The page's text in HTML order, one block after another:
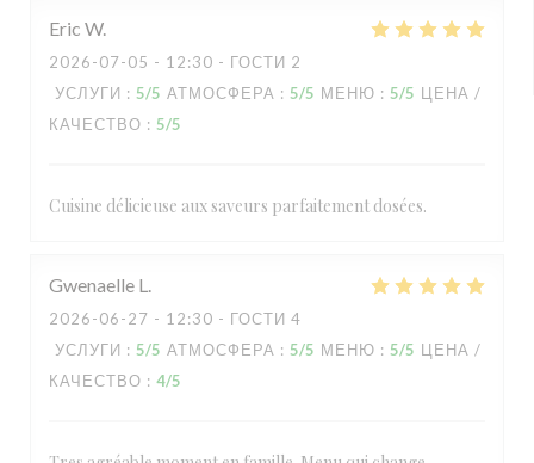
Eric W
2026-07-05 - 12:30 - ГОСТИ 2
УСЛУГИ : 5/5 АТМОСФЕРА : 5/5 МЕНЮ : 5/5 ЦЕНА /
КАЧЕСТВО : 5/5
Cuisine délicieuse aux saveurs parfaitement dosées.
Gwenaelle L
2026-06-27 - 12:30 - ГОСТИ 4
УСЛУГИ : 5/5 АТМОСФЕРА : 5/5 МЕНЮ : 5/5 ЦЕНА /
КАЧЕСТВО : 4/5